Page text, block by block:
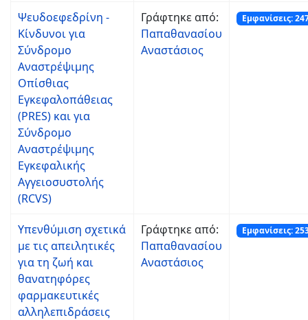
Ψευδοεφεδρίνη -
Κίνδυνοι για
Σύνδρομο
Αναστρέψιμης
Οπίσθιας
Εγκεφαλοπάθειας
(PRES) και για
Σύνδρομο
Αναστρέψιμης
Εγκεφαλικής
Αγγειοσυστολής
(RCVS)
Γράφτηκε από:
Παπαθανασίου
Αναστάσιος
Εμφανίσεις:
Yπενθύμιση σχετικά
με τις απειλητικές
για τη ζωή και
θανατηφόρες
φαρμακευτικές
αλληλεπιδράσεις
Γράφτηκε από:
Παπαθανασίου
Αναστάσιος
Εμφανίσεις: